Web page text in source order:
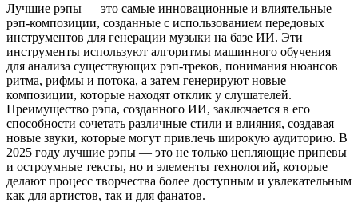
Лучшие рэпы — это самые инновационные и влиятельные
рэп-композиции, созданные с использованием передовых
инструментов для генерации музыки на базе ИИ. Эти
инструменты используют алгоритмы машинного обучения
для анализа существующих рэп-треков, понимания нюансов
ритма, рифмы и потока, а затем генерируют новые
композиции, которые находят отклик у слушателей.
Преимущество рэпа, созданного ИИ, заключается в его
способности сочетать различные стили и влияния, создавая
новые звуки, которые могут привлечь широкую аудиторию. В
2025 году лучшие рэпы — это не только цепляющие припевы
и остроумные тексты, но и элементы технологий, которые
делают процесс творчества более доступным и увлекательным
как для артистов, так и для фанатов.